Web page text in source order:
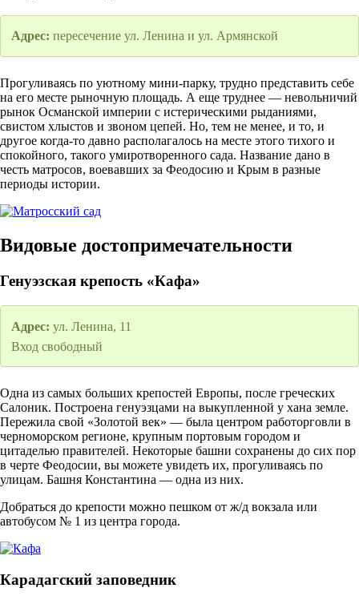
Адрес: пересечение ул. Ленина и ул. Армянской
Прогуливаясь по уютному мини-парку, трудно представить себе
на его месте рыночную площадь. А еще труднее — невольничий
рынок Османской империи с истерическими рыданиями,
свистом хлыстов и звоном цепей. Но, тем не менее, и то, и
другое когда-то давно располагалось на месте этого тихого и
спокойного, такого умиротворенного сада. Название дано в
честь матросов, воевавших за Феодосию и Крым в разные
периоды истории.
Видовые достопримечательности
Генуэзская крепость «Кафа»
Адрес: ул. Ленина, 11
Вход свободный
Одна из самых больших крепостей Европы, после греческих
Салоник. Построена генуэзцами на выкупленной у хана земле.
Пережила свой «Золотой век» — была центром работорговли в
черноморском регионе, крупным портовым городом и
цитаделью правителей. Некоторые башни сохранены до сих пор
в черте Феодосии, вы можете увидеть их, прогуливаясь по
улицам. Башня Константина — одна из них.
Добраться до крепости можно пешком от ж/д вокзала или
автобусом № 1 из центра города.
Карадагский заповедник